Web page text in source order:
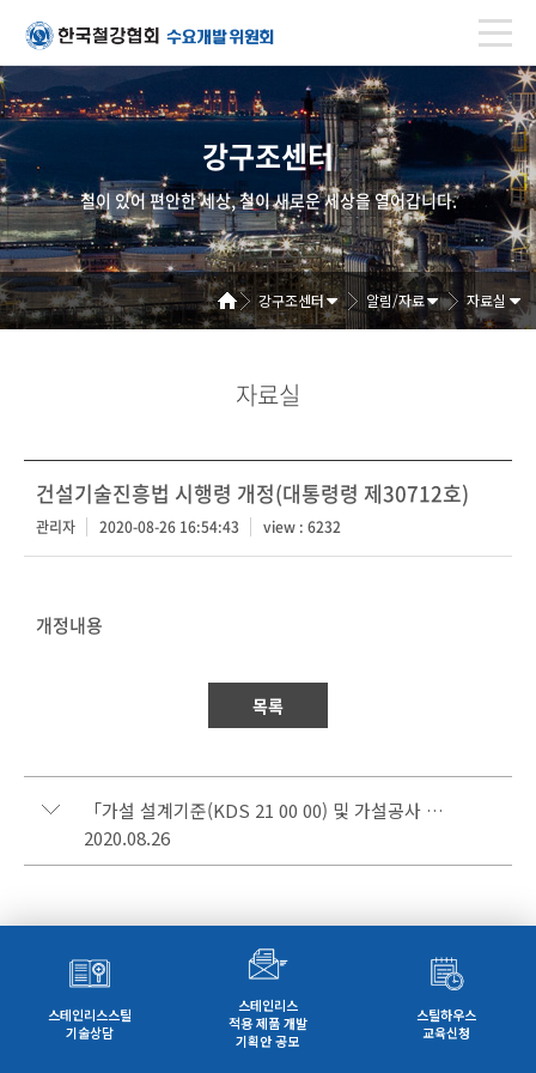
강구조센터
철이 있어 편안한 세상, 철이 새로운 세상을 열어갑니다.
강구조센터 알림/자료 자료실
자료실
건설기술진흥법 시행령 개정(대통령령 제30712호)
관리자 2020-08-26 16:54:43 view : 6232
개정내용
목록
「가설 설계기준(KDS 21 00 00) 및 가설공사 표준시방서(KCS 21 00 00)」부분개정
2020.08.26
스테인리스스틸
기술상담
스테인리스
적용 제품 개발
기획안 공모
스틸하우스
교육신청